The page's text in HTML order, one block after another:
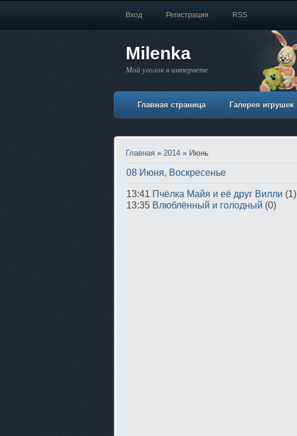
Вход Регистрация RSS
Milenka
Мой уголок в интернете
Главная страница Галерея игрушек
Главная » 2014 » Июнь
08 Июня, Воскресенье
13:41 Пчёлка Майя и её друг Вилли (1)
13:35 Влюблённый и голодный (0)